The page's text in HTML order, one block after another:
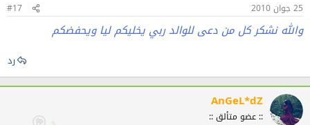
25 جوان 2010 #17
والله نشكر كل من دعى للوالد ربي يخليكم ليا ويحفضكم
رد
AnGeL*dZ
:: عضو متألق ::